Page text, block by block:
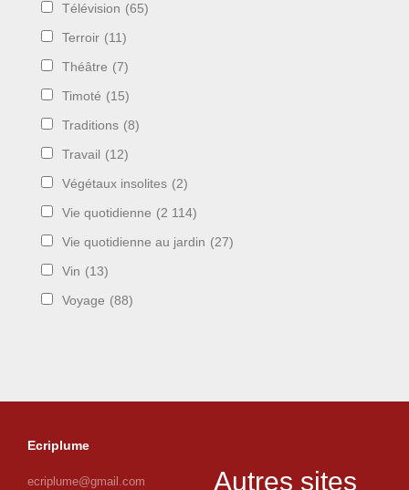
Télévision (65)
Terroir (11)
Théâtre (7)
Timoté (15)
Traditions (8)
Travail (12)
Végétaux insolites (2)
Vie quotidienne (2 114)
Vie quotidienne au jardin (27)
Vin (13)
Voyage (88)
Ecriplume
ecriplume@gmail.com Autres sites